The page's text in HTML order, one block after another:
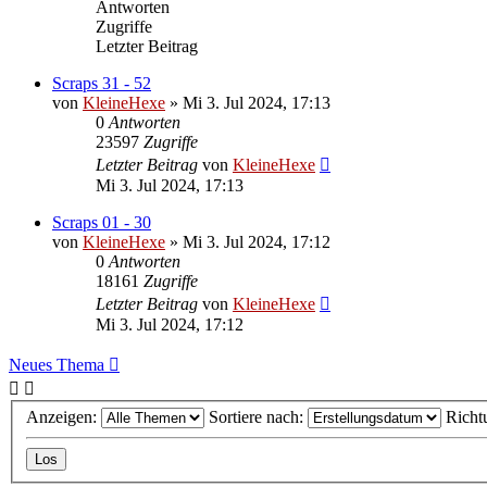
Antworten
Zugriffe
Letzter Beitrag
Scraps 31 - 52
von KleineHexe » Mi 3. Jul 2024, 17:13
0 Antworten
23597 Zugriffe
Letzter Beitrag von KleineHexe
Mi 3. Jul 2024, 17:13
Scraps 01 - 30
von KleineHexe » Mi 3. Jul 2024, 17:12
0 Antworten
18161 Zugriffe
Letzter Beitrag von KleineHexe
Mi 3. Jul 2024, 17:12
Neues Thema
Anzeigen: Sortiere nach: